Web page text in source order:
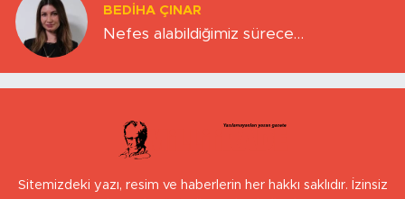
BEDIHA ÇINAR
Nefes alabildiğimiz sürece…
Sitemizdeki yazı, resim ve haberlerin her hakkı saklıdır. İzinsiz